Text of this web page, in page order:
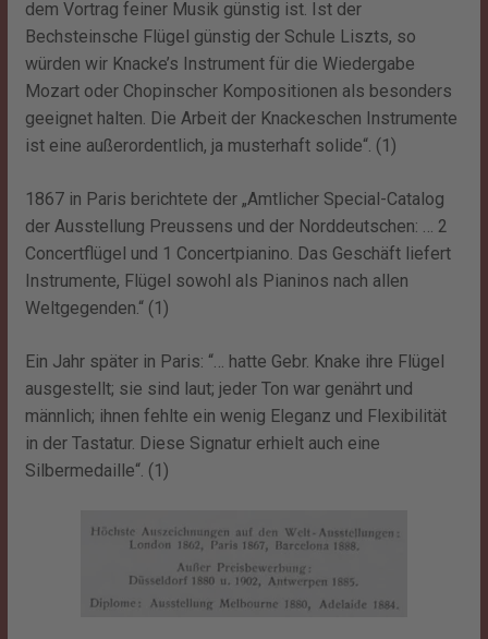
dem Vortrag feiner Musik günstig ist. Ist der
Bechsteinsche Flügel günstig der Schule Liszts, so
würden wir Knacke’s Instrument für die Wiedergabe
Mozart oder Chopinscher Kompositionen als besonders
geeignet halten. Die Arbeit der Knackeschen Instrumente
ist eine außerordentlich, ja musterhaft solide“. (1)
1867 in Paris berichtete der „Amtlicher Special-Catalog
der Ausstellung Preussens und der Norddeutschen: … 2
Concertflügel und 1 Concertpianino. Das Geschäft liefert
Instrumente, Flügel sowohl als Pianinos nach allen
Weltgegenden.“ (1)
Ein Jahr später in Paris: “… hatte Gebr. Knake ihre Flügel
ausgestellt; sie sind laut; jeder Ton war genährt und
männlich; ihnen fehlte ein wenig Eleganz und Flexibilität
in der Tastatur. Diese Signatur erhielt auch eine
Silbermedaille“. (1)